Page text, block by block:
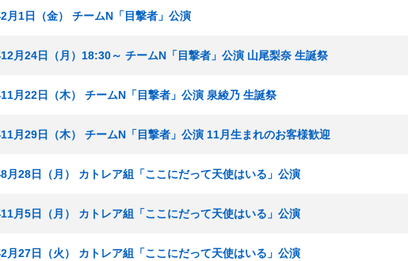
月1日（金） チームN「目撃者」公演
月24日（月）18:30～ チームN「目撃者」公演 山尾梨奈 生誕祭
月22日（木） チームN「目撃者」公演 泉綾乃 生誕祭
月29日（木） チームN「目撃者」公演 11月生まれのお客様歓迎
月28日（月） カトレア組「ここにだって天使はいる」公演
月5日（月） カトレア組「ここにだって天使はいる」公演
月27日（火） カトレア組「ここにだって天使はいる」公演